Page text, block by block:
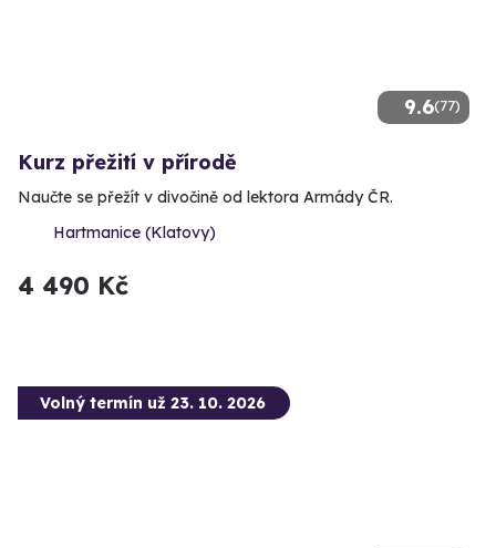
9.6(77)
Kurz přežití v přírodě
Naučte se přežít v divočině od lektora Armády ČR.
Hartmanice (Klatovy)
4 490 Kč
Volný termín už 23. 10. 2026